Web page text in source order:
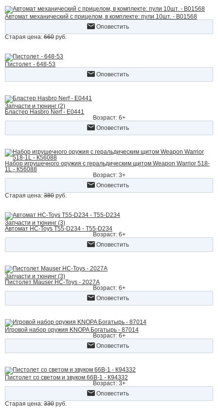
Автомат механический с прицелом, в комплекте: пули 10шт. - B01568
Оповестить
Старая цена: 660 руб.
Пистолет - 648-53
Оповестить
Запчасти и тюнинг (2)
Бластер Hasbro Nerf - E0441
Возраст: 6+
Оповестить
Набор игрушечного оружия с геральдическим щитом Weapon Warrior 518-
1L - К56088
Возраст: 3+
Оповестить
Старая цена: 380 руб.
Запчасти и тюнинг (3)
Автомат HC-Toys T55-D234 - T55-D234
Возраст: 6+
Оповестить
Запчасти и тюнинг (3)
Пистолет Mauser HC-Toys - 2027A
Возраст: 6+
Оповестить
Игровой набор оружия KNOPA Богатырь - 87014
Возраст: 6+
Оповестить
Пистолет со светом и звуком 66B-1 - К94332
Возраст: 3+
Оповестить
Старая цена: 330 руб.